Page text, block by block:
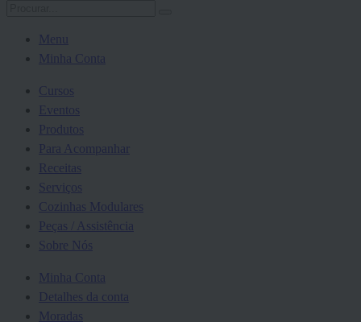
Menu
Minha Conta
Cursos
Eventos
Produtos
Para Acompanhar
Receitas
Serviços
Cozinhas Modulares
Peças / Assistência
Sobre Nós
Minha Conta
Detalhes da conta
Moradas